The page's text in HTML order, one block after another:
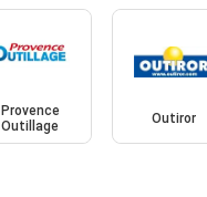
Provence
Outillage
Outiror